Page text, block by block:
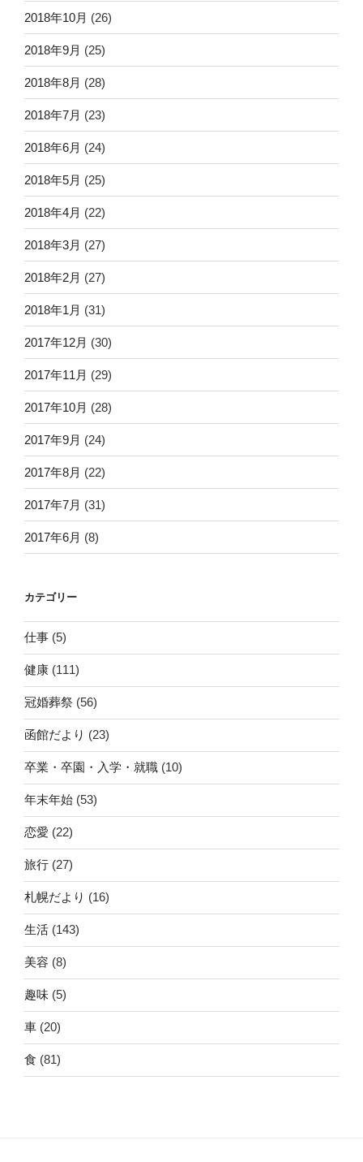
2018年10月 (26)
2018年9月 (25)
2018年8月 (28)
2018年7月 (23)
2018年6月 (24)
2018年5月 (25)
2018年4月 (22)
2018年3月 (27)
2018年2月 (27)
2018年1月 (31)
2017年12月 (30)
2017年11月 (29)
2017年10月 (28)
2017年9月 (24)
2017年8月 (22)
2017年7月 (31)
2017年6月 (8)
カテゴリー
仕事 (5)
健康 (111)
冠婚葬祭 (56)
函館だより (23)
卒業・卒園・入学・就職 (10)
年末年始 (53)
恋愛 (22)
旅行 (27)
札幌だより (16)
生活 (143)
美容 (8)
趣味 (5)
車 (20)
食 (81)